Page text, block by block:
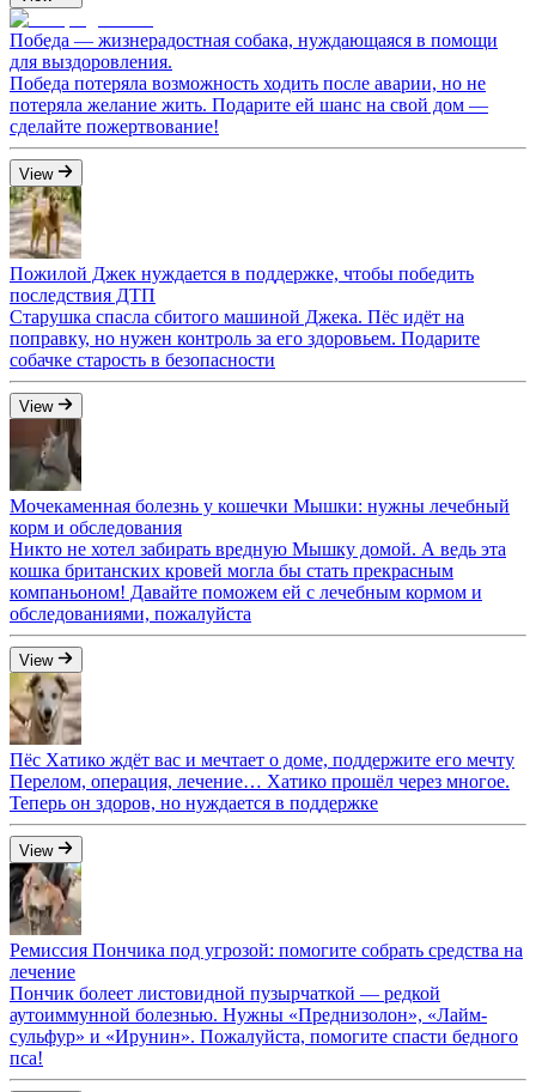
Победа — жизнерадостная собака, нуждающаяся в помощи
для выздоровления.
Победа потеряла возможность ходить после аварии, но не
потеряла желание жить. Подарите ей шанс на свой дом —
сделайте пожертвование!
View
Пожилой Джек нуждается в поддержке, чтобы победить
последствия ДТП
Старушка спасла сбитого машиной Джека. Пёс идёт на
поправку, но нужен контроль за его здоровьем. Подарите
собачке старость в безопасности
View
Мочекаменная болезнь у кошечки Мышки: нужны лечебный
корм и обследования
Никто не хотел забирать вредную Мышку домой. А ведь эта
кошка британских кровей могла бы стать прекрасным
компаньоном! Давайте поможем ей с лечебным кормом и
обследованиями, пожалуйста
View
Пёс Хатико ждёт вас и мечтает о доме, поддержите его мечту
Перелом, операция, лечение… Хатико прошёл через многое.
Теперь он здоров, но нуждается в поддержке
View
Ремиссия Пончика под угрозой: помогите собрать средства на
лечение
Пончик болеет листовидной пузырчаткой — редкой
аутоиммунной болезнью. Нужны «Преднизолон», «Лайм-
сульфур» и «Ирунин». Пожалуйста, помогите спасти бедного
пса!